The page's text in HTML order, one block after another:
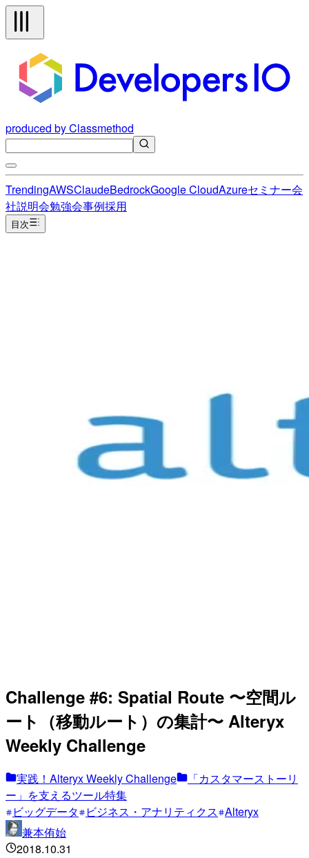
produced by Classmethod
TrendingAWSClaudeBedrockGoogle CloudAzureセミナー会
社説明会勉強会事例採用
目次
Challenge #6: Spatial Route 〜空間ル
ート（移動ルート）の集計〜 Alteryx
Weekly Challenge
実践！Alteryx Weekly Challenge
「カスタマーストーリ
ー」を支えるツール特集
ビッグデータ
ビジネス・アナリティクス Alteryx
兼本侑始
2018.10.31